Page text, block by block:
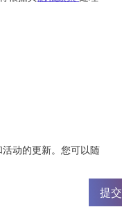
动的更新。您可以随
提交